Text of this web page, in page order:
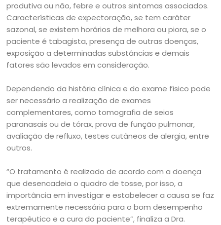
produtiva ou não, febre e outros sintomas associados.
Características de expectoração, se tem caráter
sazonal, se existem horários de melhora ou piora, se o
paciente é tabagista, presença de outras doenças,
exposição a determinadas substâncias e demais
fatores são levados em consideração.
Dependendo da história clínica e do exame físico pode
ser necessário a realização de exames
complementares, como tomografia de seios
paranasais ou de tórax, prova de função pulmonar,
avaliação de refluxo, testes cutâneos de alergia, entre
outros.
“O tratamento é realizado de acordo com a doença
que desencadeia o quadro de tosse, por isso, a
importância em investigar e estabelecer a causa se faz
extremamente necessária para o bom desempenho
terapêutico e a cura do paciente”, finaliza a Dra.